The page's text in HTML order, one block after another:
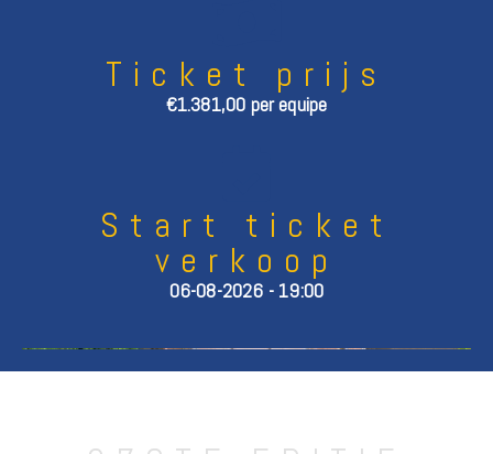
Ticket prijs
€1.381,00 per equipe
Start ticket
verkoop
06-08-2026 - 19:00